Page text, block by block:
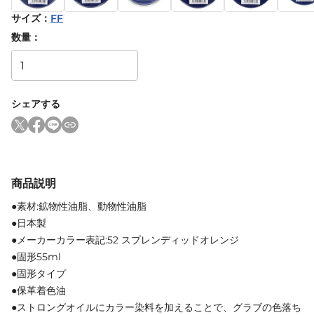
サイズ： FF
数量：
シェアする
商品説明
●素材:鉱物性油脂、動物性油脂
●日本製
●メーカーカラー表記:52 スプレンディッドオレンジ
●固形55ml
●固形タイプ
●保革着色油
●ストロングオイルにカラー染料を加えることで、グラブの色落ち